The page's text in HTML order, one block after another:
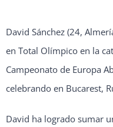
David Sánchez (24,
en Total Olímpico en la
Campeonato de Europa
celebrando en Bucarest,
David ha logrado sumar